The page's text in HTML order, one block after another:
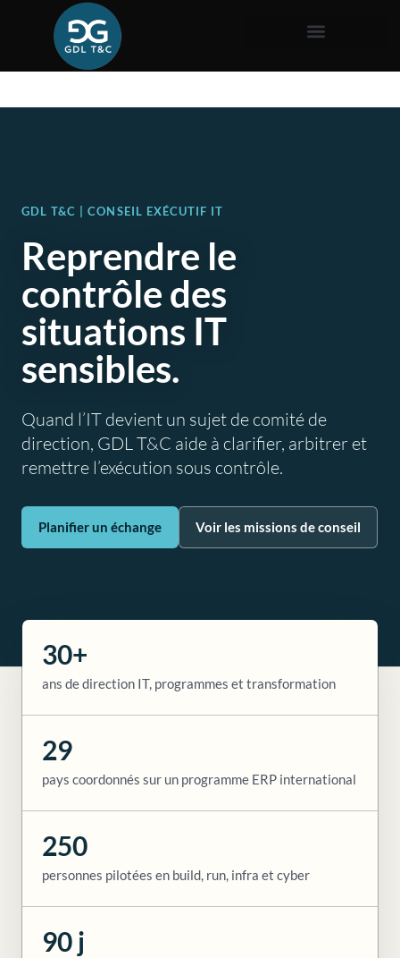
GDL T&C | CONSEIL EXÉCUTIF IT
Reprendre le
contrôle des
situations IT
sensibles.
Quand l’IT devient un sujet de comité de
direction, GDL T&C aide à clarifier, arbitrer et
remettre l’exécution sous contrôle.
Planifier un échange Voir les missions de conseil
30+
ans de direction IT, programmes et transformation
29
pays coordonnés sur un programme ERP international
250
personnes pilotées en build, run, infra et cyber
90 j